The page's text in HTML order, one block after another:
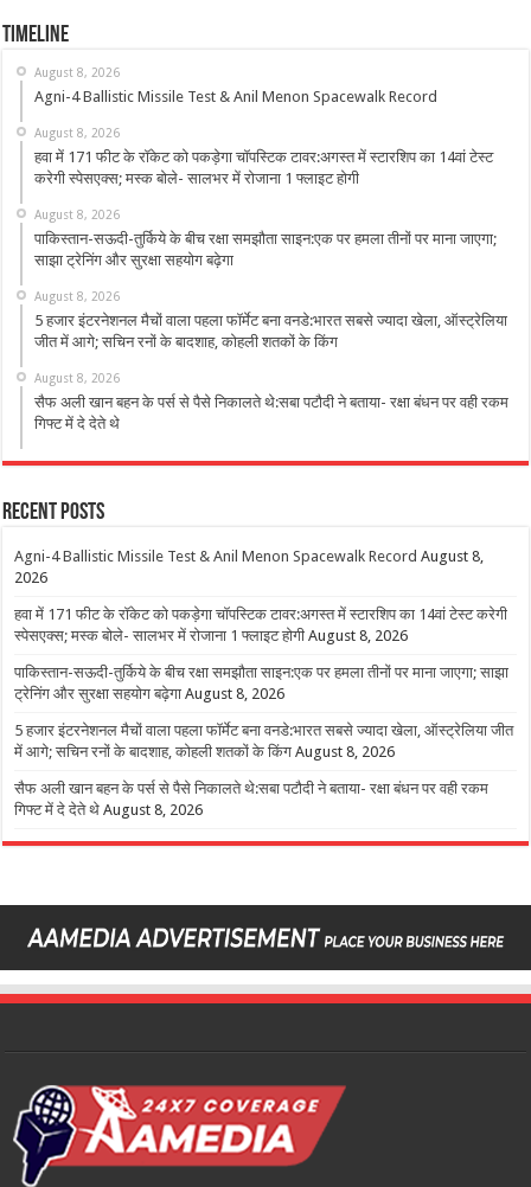
Timeline
August 8, 2026
Agni-4 Ballistic Missile Test & Anil Menon Spacewalk Record
August 8, 2026
हवा में 171 फीट के रॉकेट को पकड़ेगा चॉपस्टिक टावर:अगस्त में स्टारशिप का 14वां टेस्ट
करेगी स्पेसएक्स; मस्क बोले- सालभर में रोजाना 1 फ्लाइट होगी
August 8, 2026
पाकिस्तान-सऊदी-तुर्किये के बीच रक्षा समझौता साइन:एक पर हमला तीनों पर माना जाएगा;
साझा ट्रेनिंग और सुरक्षा सहयोग बढ़ेगा
August 8, 2026
5 हजार इंटरनेशनल मैचों वाला पहला फॉर्मेट बना वनडे:भारत सबसे ज्यादा खेला, ऑस्ट्रेलिया
जीत में आगे; सचिन रनों के बादशाह, कोहली शतकों के किंग
August 8, 2026
सैफ अली खान बहन के पर्स से पैसे निकालते थे:सबा पटौदी ने बताया- रक्षा बंधन पर वही रकम
गिफ्ट में दे देते थे
Recent Posts
Agni-4 Ballistic Missile Test & Anil Menon Spacewalk Record August 8,
2026
हवा में 171 फीट के रॉकेट को पकड़ेगा चॉपस्टिक टावर:अगस्त में स्टारशिप का 14वां टेस्ट करेगी
स्पेसएक्स; मस्क बोले- सालभर में रोजाना 1 फ्लाइट होगी August 8, 2026
पाकिस्तान-सऊदी-तुर्किये के बीच रक्षा समझौता साइन:एक पर हमला तीनों पर माना जाएगा; साझा
ट्रेनिंग और सुरक्षा सहयोग बढ़ेगा August 8, 2026
5 हजार इंटरनेशनल मैचों वाला पहला फॉर्मेट बना वनडे:भारत सबसे ज्यादा खेला, ऑस्ट्रेलिया जीत
में आगे; सचिन रनों के बादशाह, कोहली शतकों के किंग August 8, 2026
सैफ अली खान बहन के पर्स से पैसे निकालते थे:सबा पटौदी ने बताया- रक्षा बंधन पर वही रकम
गिफ्ट में दे देते थे August 8, 2026